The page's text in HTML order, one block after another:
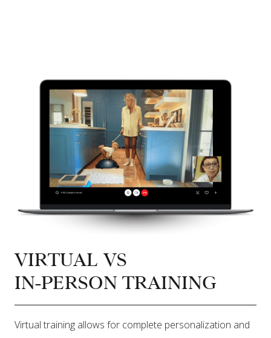
VIRTUAL VS
IN-PERSON TRAINING
Virtual training allows for complete personalization and